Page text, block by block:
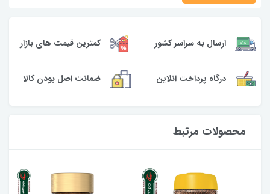
ارسال به سراسر کشور کمترین قیمت های بازار
درگاه پرداخت انلاین ضمانت اصل بودن کالا
محصولات مرتبط